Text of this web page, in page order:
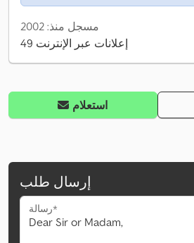
مسجل منذ: 2002
49 إعلانات عبر الإنترنت
استعلام
إرسال طلب
رسالة*